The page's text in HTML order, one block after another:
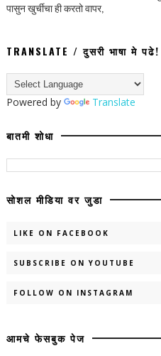
पासुन खुर्चीचा ही करतो वापर,
TRANSLATE / दुसरी भाषा मे पढे!
Powered by Translate
बातमी शोधा
सोशल मीडिया वर जुडा
LIKE ON FACEBOOK
SUBSCRIBE ON YOUTUBE
FOLLOW ON INSTAGRAM
आमचे फेसबुक पेज